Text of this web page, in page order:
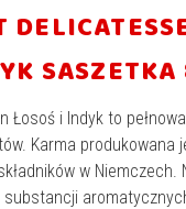
Łosoś i Indyk to
Karma produkowana
w Niemczech.